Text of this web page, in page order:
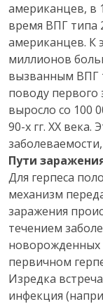
американцев, в
время ВПГ типа
американцев. К
миллионов
вызванным ВПГ
поводу первого
выросло со 100
90-х гг. XX
Пути
Для герпеса
механизм
заражения
течением
новорожденных
первичном
Изредка
инфекция